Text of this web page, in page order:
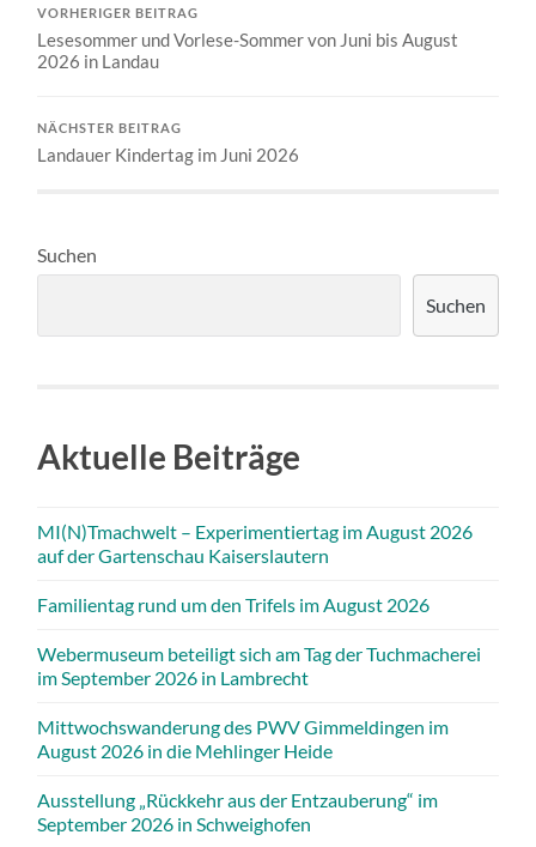
VORHERIGER BEITRAG
Lesesommer und Vorlese-Sommer von Juni bis August
2026 in Landau
NÄCHSTER BEITRAG
Landauer Kindertag im Juni 2026
Suchen
Suchen
Aktuelle Beiträge
MI(N)Tmachwelt – Experimentiertag im August 2026
auf der Gartenschau Kaiserslautern
Familientag rund um den Trifels im August 2026
Webermuseum beteiligt sich am Tag der Tuchmacherei
im September 2026 in Lambrecht
Mittwochswanderung des PWV Gimmeldingen im
August 2026 in die Mehlinger Heide
Ausstellung „Rückkehr aus der Entzauberung“ im
September 2026 in Schweighofen